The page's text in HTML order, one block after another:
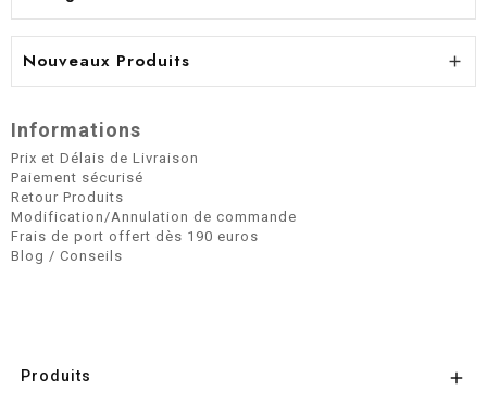
Nouveaux Produits 
Informations
Prix et Délais de Livraison
Paiement sécurisé
Retour Produits
Modification/Annulation de commande
Frais de port offert dès 190 euros
Blog / Conseils
Produits 